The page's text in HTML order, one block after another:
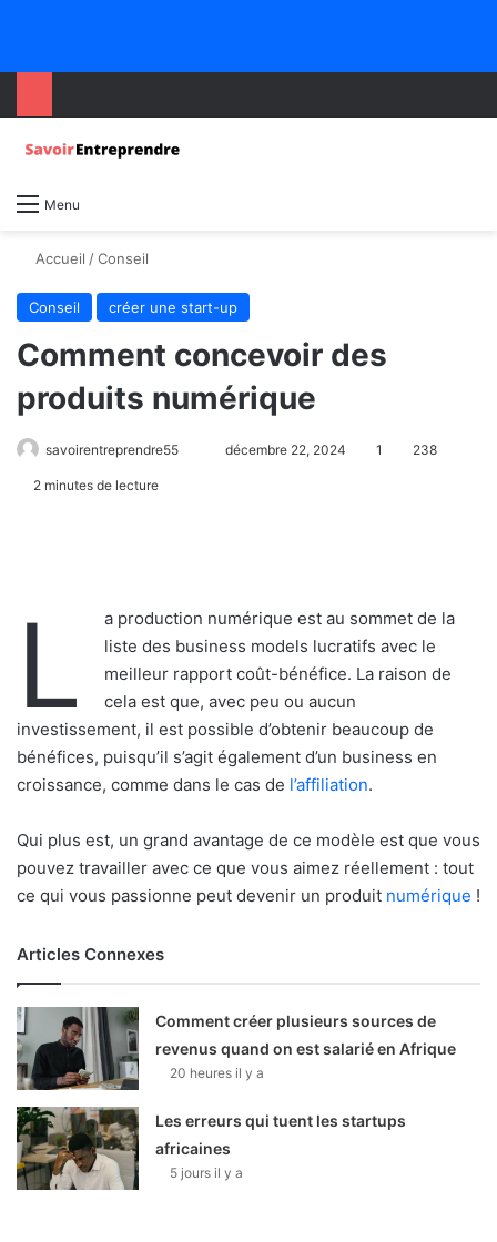
Menu
Accueil /Conseil
Conseil créer une start-up
Comment concevoir des
produits numérique
savoirentreprendre55 décembre 22, 2024 1 238
2 minutes de lecture
L
a production numérique est au sommet de la
liste des business models lucratifs avec le
meilleur rapport coût-bénéfice. La raison de
cela est que, avec peu ou aucun
investissement, il est possible d’obtenir beaucoup de
bénéfices, puisqu’il s’agit également d’un business en
croissance, comme dans le cas de l’affiliation.
Qui plus est, un grand avantage de ce modèle est que vous
pouvez travailler avec ce que vous aimez réellement : tout
ce qui vous passionne peut devenir un produit numérique !
Articles Connexes
Comment créer plusieurs sources de
revenus quand on est salarié en Afrique
20 heures il y a
Les erreurs qui tuent les startups
africaines
5 jours il y a